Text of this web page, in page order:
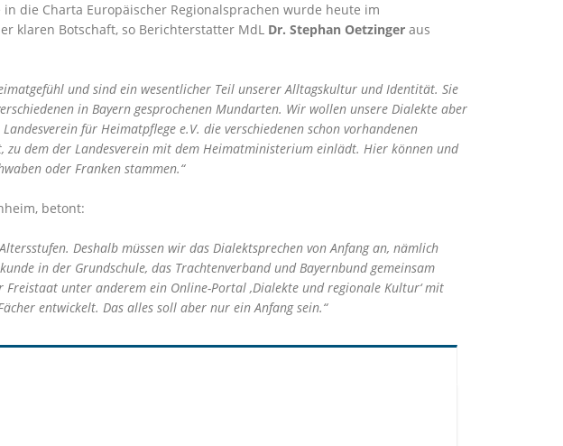
die Charta Europäischer Regionalsprachen wurde heute im
klaren Botschaft, so Berichterstatter MdL Dr. Stephan Oetzinger aus
und sind ein wesentlicher Teil unserer Alltagskultur und Identität. Sie
in Bayern gesprochenen Mundarten. Wir wollen unsere Dialekte aber
für Heimatpflege e.V. die verschiedenen schon vorhandenen
dem der Landesverein mit dem Heimatministerium einlädt. Hier können und
oder Franken stammen.“
betont:
Deshalb müssen wir das Dialektsprechen von Anfang an, nämlich
in der Grundschule, das Trachtenverband und Bayernbund gemeinsam
unter anderem ein Online-Portal ‚Dialekte und regionale Kultur‘ mit
entwickelt. Das alles soll aber nur ein Anfang sein.“